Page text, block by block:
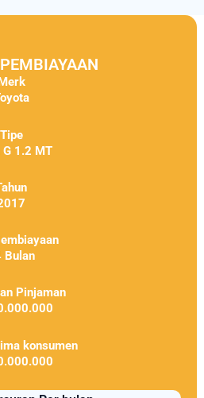
Merk
Tipe
G 1.2 MT
Bulan
Pinjaman
konsumen